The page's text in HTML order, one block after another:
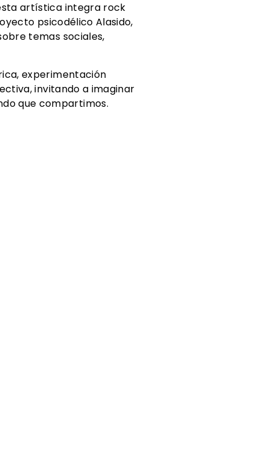
artística integra rock
psicodélico Alasido,
temas sociales,
experimentación
invitando a imaginar
que compartimos.